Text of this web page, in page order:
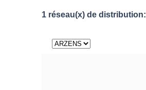
1 réseau(x) de distribution: